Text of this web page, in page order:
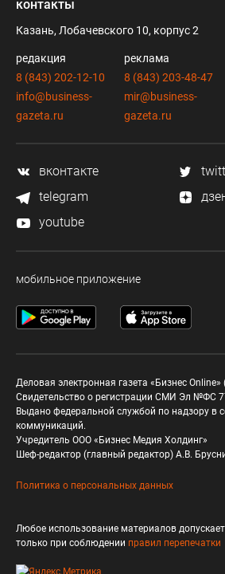
контакты
Казань, Лобачевского 10, корпус 2
редакция
8 (843) 202-12-10
info@business-
gazeta.ru
реклама
8 (843) 203-48-47
mir@business-
gazeta.ru
вконтакте
telegram
youtube
мобильное приложение
Деловая электронная газета «Бизнес Online»
Свидетельство о регистрации СМИ Эл №ФС
Выдано федеральной службой по надзору в
коммуникаций.
Учредитель ООО «Бизнес Медия Холдинг»
Шеф-редактор (главный редактор) А.В.
Политика о персональных данных
Любое использование материалов
только при соблюдении правил перепечатки